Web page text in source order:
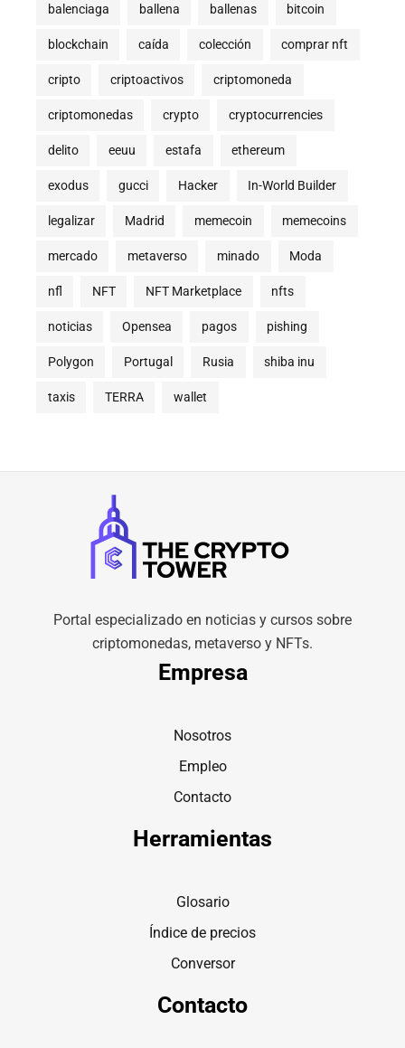
balenciaga ballena ballenas bitcoin
blockchain caída colección comprar nft
cripto criptoactivos criptomoneda
criptomonedas crypto cryptocurrencies
delito eeuu estafa ethereum
exodus gucci Hacker In-World Builder
legalizar Madrid memecoin memecoins
mercado metaverso minado Moda
nfl NFT NFT Marketplace nfts
noticias Opensea pagos pishing
Polygon Portugal Rusia shiba inu
taxis TERRA wallet
Portal especializado en noticias y cursos sobre
criptomonedas, metaverso y NFTs.
Empresa
Nosotros
Empleo
Contacto
Herramientas
Glosario
Índice de precios
Conversor
Contacto